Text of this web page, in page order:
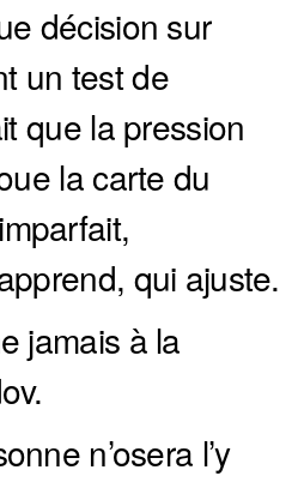
décision sur
un test de
que la pression
la carte du
qui ajuste.
jamais à la
n’osera l’y